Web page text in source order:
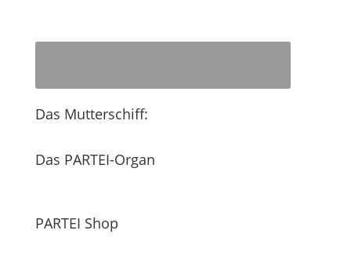
Das Mutterschiff:
Das PARTEI-Organ
PARTEI Shop